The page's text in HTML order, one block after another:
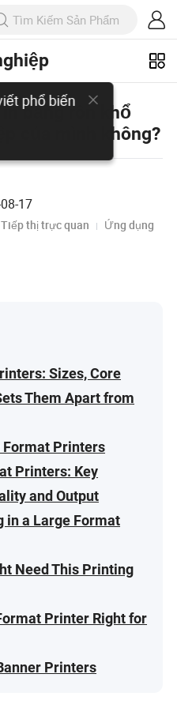
phổ biến
in băng rôn khổ
của mình không?
17
Tiếp thị trực quan
Ứng dụng
Sizes, Core
Them Apart from
Format Printers
Printers: Key
and Output
in a Large Format
Need This Printing
Printer Right for
Printers